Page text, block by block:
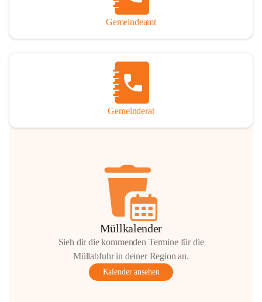
Gemeindeamt
Gemeinderat
Müllkalender
Sieh dir die kommenden Termine für die
Müllabfuhr in deiner Region an.
Kalender ansehen